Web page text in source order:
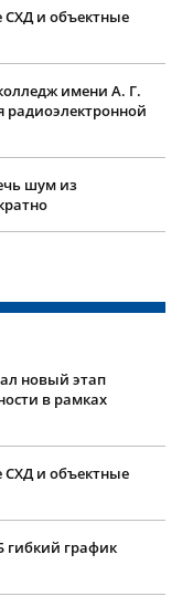
СХД и объектные
имени А. Г.
радиоэлектронной
шум из
новый этап
в рамках
СХД и объектные
гибкий график